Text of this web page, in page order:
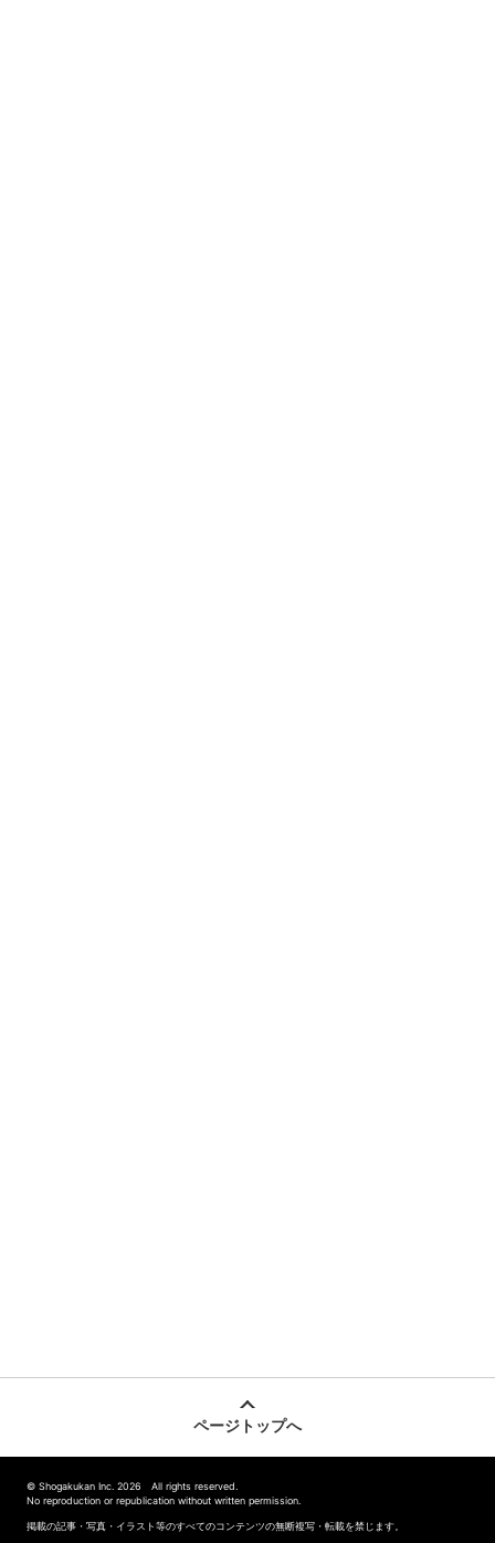
ページトップへ
© Shogakukan Inc. 2026 All rights reserved.
No reproduction or republication without written permission.
掲載の記事・写真・イラスト等のすべてのコンテンツの無断複写・転載を禁じます。